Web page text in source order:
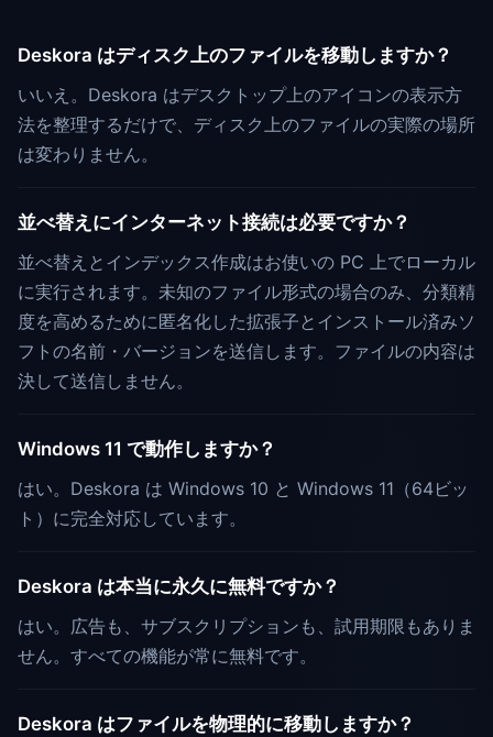
Deskora はディスク上のファイルを移動しますか？
いいえ。Deskora はデスクトップ上のアイコンの表示方
法を整理するだけで、ディスク上のファイルの実際の場所
は変わりません。
並べ替えにインターネット接続は必要ですか？
並べ替えとインデックス作成はお使いの PC 上でローカル
に実行されます。未知のファイル形式の場合のみ、分類精
度を高めるために匿名化した拡張子とインストール済みソ
フトの名前・バージョンを送信します。ファイルの内容は
決して送信しません。
Windows 11 で動作しますか？
はい。Deskora は Windows 10 と Windows 11（64ビッ
ト）に完全対応しています。
Deskora は本当に永久に無料ですか？
はい。広告も、サブスクリプションも、試用期限もありま
せん。すべての機能が常に無料です。
Deskora はファイルを物理的に移動しますか？